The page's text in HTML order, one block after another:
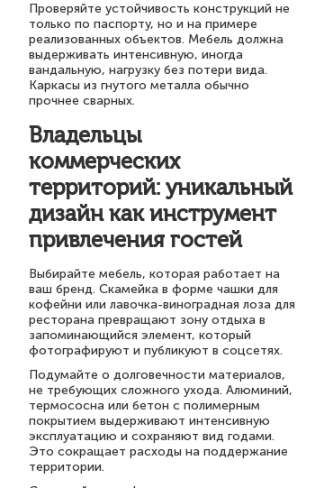
Проверяйте устойчивость конструкций не
только по паспорту, но и на примере
реализованных объектов. Мебель должна
выдерживать интенсивную, иногда
вандальную, нагрузку без потери вида.
Каркасы из гнутого металла обычно
прочнее сварных.
Владельцы
коммерческих
территорий: уникальный
дизайн как инструмент
привлечения гостей
Выбирайте мебель, которая работает на
ваш бренд. Скамейка в форме чашки для
кофейни или лавочка-виноградная лоза для
ресторана превращают зону отдыха в
запоминающийся элемент, который
фотографируют и публикуют в соцсетях.
Подумайте о долговечности материалов,
не требующих сложного ухода. Алюминий,
термососна или бетон с полимерным
покрытием выдерживают интенсивную
эксплуатацию и сохраняют вид годами.
Это сокращает расходы на поддержание
территории.